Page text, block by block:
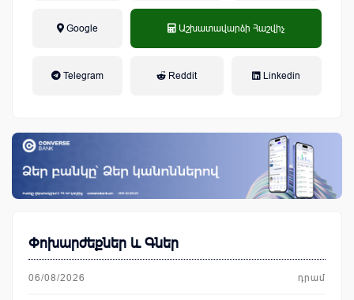
Google Աշխատավարձի Հաշվիչ
Telegram Reddit Linkedin
Փոխարժեքներ և Գներ
06/08/2026 դրամ